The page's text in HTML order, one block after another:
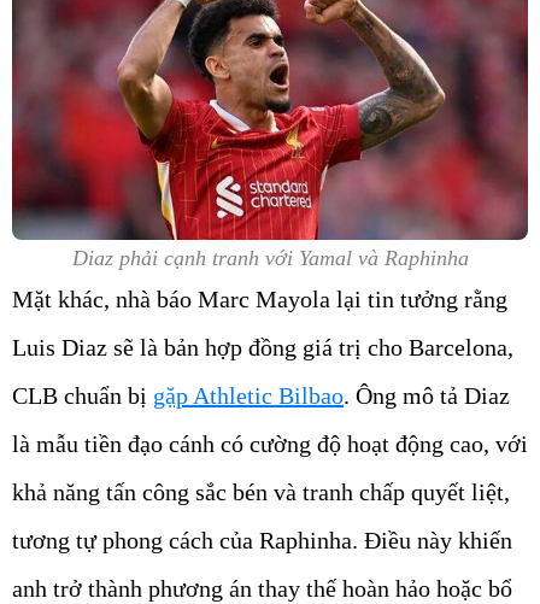
Diaz phải cạnh tranh với Yamal và Raphinha
Mặt khác, nhà báo Marc Mayola lại tin tưởng rằng
Luis Diaz sẽ là bản hợp đồng giá trị cho Barcelona,
CLB chuẩn bị gặp Athletic Bilbao. Ông mô tả Diaz
là mẫu tiền đạo cánh có cường độ hoạt động cao, với
khả năng tấn công sắc bén và tranh chấp quyết liệt,
tương tự phong cách của Raphinha. Điều này khiến
anh trở thành phương án thay thế hoàn hảo hoặc bổ